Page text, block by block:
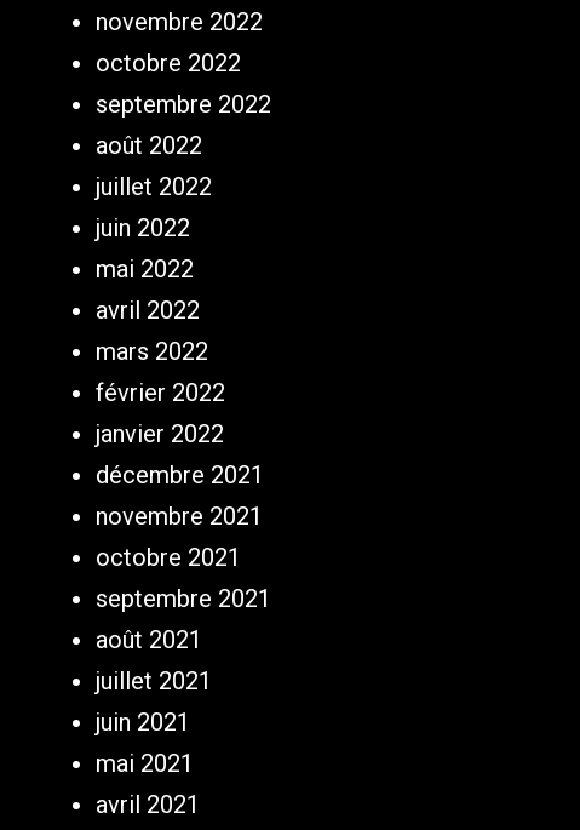
novembre 2022
octobre 2022
septembre 2022
août 2022
juillet 2022
juin 2022
mai 2022
avril 2022
mars 2022
février 2022
janvier 2022
décembre 2021
novembre 2021
octobre 2021
septembre 2021
août 2021
juillet 2021
juin 2021
mai 2021
avril 2021